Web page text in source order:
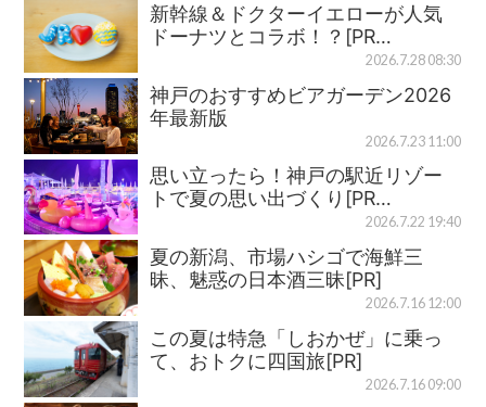
新幹線＆ドクターイエローが人気
ドーナツとコラボ！？[PR…
2026.7.28 08:30
神戸のおすすめビアガーデン2026
年最新版
2026.7.23 11:00
思い立ったら！神戸の駅近リゾー
トで夏の思い出づくり[PR…
2026.7.22 19:40
夏の新潟、市場ハシゴで海鮮三
昧、魅惑の日本酒三昧[PR]
2026.7.16 12:00
この夏は特急「しおかぜ」に乗っ
て、おトクに四国旅[PR]
2026.7.16 09:00